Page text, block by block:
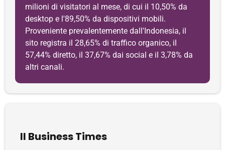
milioni di visitatori al mese, di cui il 10,50% da
desktop e l'89,50% da dispositivi mobili.
Proveniente prevalentemente dall'Indonesia, il
sito registra il 28,65% di traffico organico, il
57,44% diretto, il 37,67% dai social e il 3,78% da
altri canali.
Il Business Times